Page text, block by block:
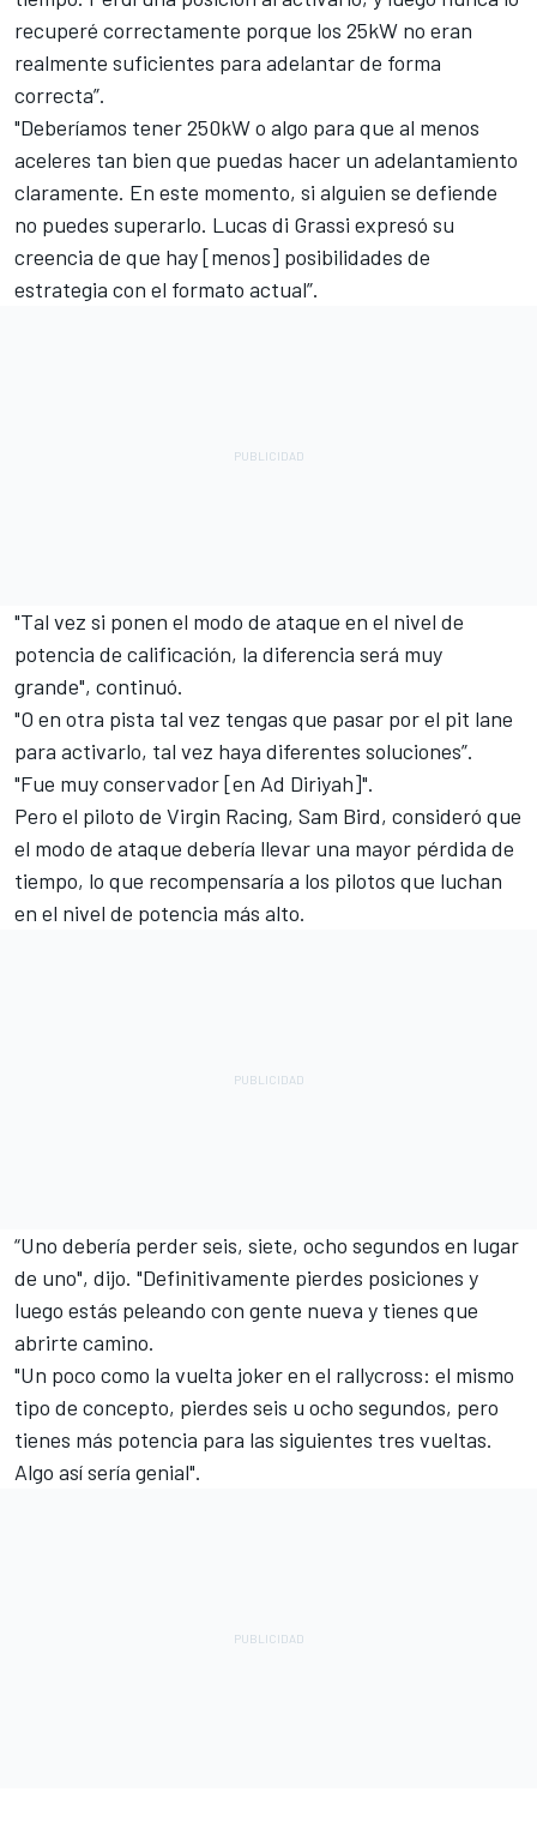
recuperé correctamente porque los 25kW no eran
realmente suficientes para adelantar de forma
correcta”.
"Deberíamos tener 250kW o algo para que al menos
aceleres tan bien que puedas hacer un adelantamiento
claramente. En este momento, si alguien se defiende
no puedes superarlo. Lucas di Grassi expresó su
creencia de que hay [menos] posibilidades de
estrategia con el formato actual”.
"Tal vez si ponen el modo de ataque en el nivel de
potencia de calificación, la diferencia será muy
grande", continuó.
"O en otra pista tal vez tengas que pasar por el pit lane
para activarlo, tal vez haya diferentes soluciones”.
"Fue muy conservador [en Ad Diriyah]".
Pero el piloto de Virgin Racing, Sam Bird, consideró que
el modo de ataque debería llevar una mayor pérdida de
tiempo, lo que recompensaría a los pilotos que luchan
en el nivel de potencia más alto.
“Uno debería perder seis, siete, ocho segundos en lugar
de uno", dijo. "Definitivamente pierdes posiciones y
luego estás peleando con gente nueva y tienes que
abrirte camino.
"Un poco como la vuelta joker en el rallycross: el mismo
tipo de concepto, pierdes seis u ocho segundos, pero
tienes más potencia para las siguientes tres vueltas.
Algo así sería genial".